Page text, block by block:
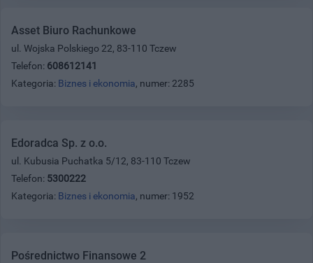
Asset Biuro Rachunkowe
ul. Wojska Polskiego 22, 83-110 Tczew
Telefon: 608612141
Kategoria: Biznes i ekonomia, numer: 2285
Edoradca Sp. z o.o.
ul. Kubusia Puchatka 5/12, 83-110 Tczew
Telefon: 5300222
Kategoria: Biznes i ekonomia, numer: 1952
Pośrednictwo Finansowe 2